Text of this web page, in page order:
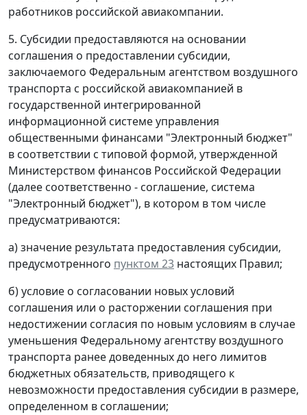
работников российской авиакомпании.
5. Субсидии предоставляются на основании
соглашения о предоставлении субсидии,
заключаемого Федеральным агентством воздушного
транспорта с российской авиакомпанией в
государственной интегрированной
информационной системе управления
общественными финансами "Электронный бюджет"
в соответствии с типовой формой, утвержденной
Министерством финансов Российской Федерации
(далее соответственно - соглашение, система
"Электронный бюджет"), в котором в том числе
предусматриваются:
а) значение результата предоставления субсидии,
предусмотренного пунктом 23 настоящих Правил;
б) условие о согласовании новых условий
соглашения или о расторжении соглашения при
недостижении согласия по новым условиям в случае
уменьшения Федеральному агентству воздушного
транспорта ранее доведенных до него лимитов
бюджетных обязательств, приводящего к
невозможности предоставления субсидии в размере,
определенном в соглашении;